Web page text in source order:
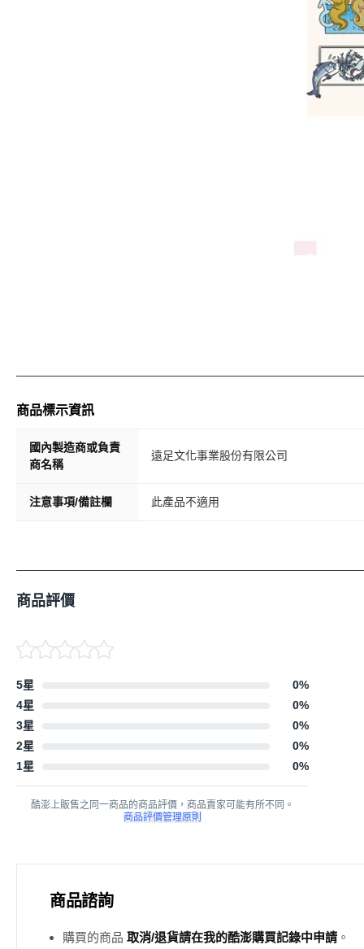
商品標示資訊
國內製造商或負責
商名稱
遠足文化事業股份有限公司
注意事項/備註欄 此產品不適用
商品評價
5星 0%
4星
0%
3星
0%
2星
0%
1星
0%
酷澎上販售之同一商品的商品評價，商品賣家可能有所不同。
商品評價管理原則
商品諮詢
購買的商品 取消/退貨請在我的酷澎購買記錄中申請 。